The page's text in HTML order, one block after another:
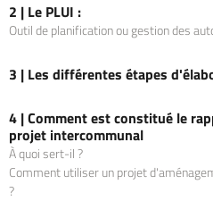
2 | Le PLUI :
Outil de planification ou gestion des
3 | Les différentes étapes
4 |Comment est constitué le
projet intercommunal
À quoi sert-il ?
Comment utiliser un projet
?